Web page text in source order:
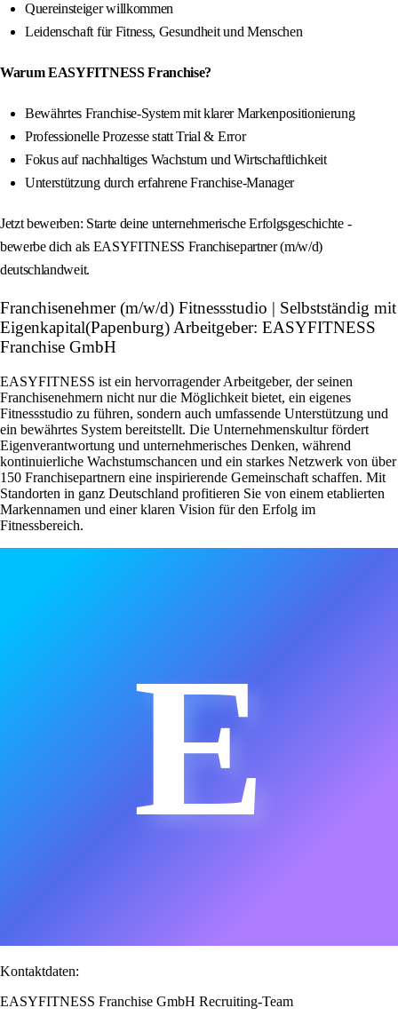
Quereinsteiger willkommen
Leidenschaft für Fitness, Gesundheit und Menschen
Warum EASYFITNESS Franchise?
Bewährtes Franchise-System mit klarer Markenpositionierung
Professionelle Prozesse statt Trial & Error
Fokus auf nachhaltiges Wachstum und Wirtschaftlichkeit
Unterstützung durch erfahrene Franchise-Manager
Jetzt bewerben: Starte deine unternehmerische Erfolgsgeschichte -
bewerbe dich als EASYFITNESS Franchisepartner (m/w/d)
deutschlandweit.
Franchisenehmer (m/w/d) Fitnessstudio | Selbstständig mit
Eigenkapital(Papenburg) Arbeitgeber: EASYFITNESS
Franchise GmbH
EASYFITNESS ist ein hervorragender Arbeitgeber, der seinen
Franchisenehmern nicht nur die Möglichkeit bietet, ein eigenes
Fitnessstudio zu führen, sondern auch umfassende Unterstützung und
ein bewährtes System bereitstellt. Die Unternehmenskultur fördert
Eigenverantwortung und unternehmerisches Denken, während
kontinuierliche Wachstumschancen und ein starkes Netzwerk von über
150 Franchisepartnern eine inspirierende Gemeinschaft schaffen. Mit
Standorten in ganz Deutschland profitieren Sie von einem etablierten
Markennamen und einer klaren Vision für den Erfolg im
Fitnessbereich.
E
Kontaktdaten:
EASYFITNESS Franchise GmbH Recruiting-Team